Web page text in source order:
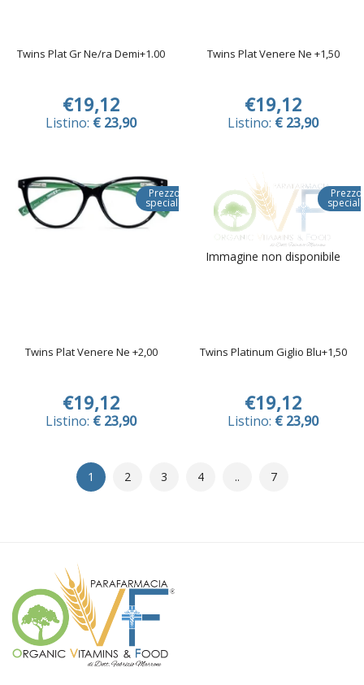
Twins Plat Gr Ne/ra Demi+1.00
€19,12
Listino: € 23,90
Twins Plat Venere Ne +1,50
€19,12
Listino: € 23,90
Prezzo
speciale
Twins Plat Venere Ne +2,00
€19,12
Listino: € 23,90
Immagine non disponibile
Prezzo
Twins Platinum Giglio Blu+1,50
€19,12
Listino: € 23,90
1 2 3 4 .. 7